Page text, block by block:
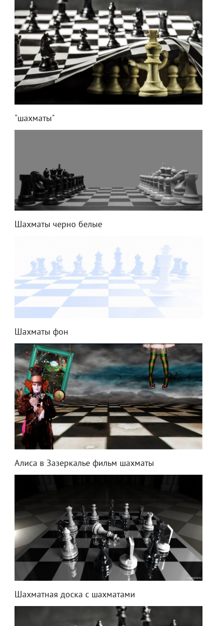
"шахматы"
Шахматы черно белые
Шахматы фон
Алиса в Зазеркалье фильм шахматы
Шахматная доска с шахматами